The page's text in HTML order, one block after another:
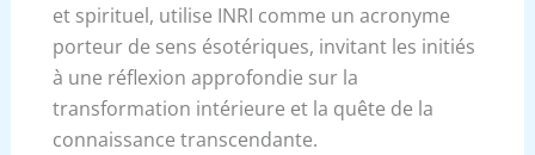
et spirituel, utilise INRI comme un acronyme
porteur de sens ésotériques, invitant les initiés
à une réflexion approfondie sur la
transformation intérieure et la quête de la
connaissance transcendante.